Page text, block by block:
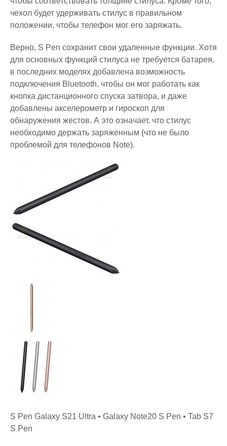
чехол будет удерживать стилус в правильном
положении, чтобы телефон мог его заряжать.
Верно, S Pen сохранит свои удаленные функции. Хотя
для основных функций стилуса не требуется батарея,
в последних моделях добавлена ​​возможность
подключения Bluetooth, чтобы он мог работать как
кнопка дистанционного спуска затвора, и даже
добавлены акселерометр и гироскоп для
обнаружения жестов. А это означает, что стилус
необходимо держать заряженным (что не было
проблемой для телефонов Note).
S Pen Galaxy S21 Ultra • Galaxy Note20 S Pen • Tab S7
S Pen